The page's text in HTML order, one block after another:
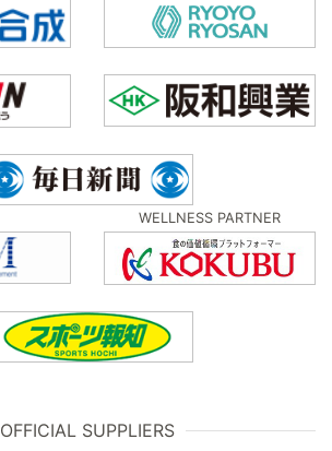
WELLNESS PARTNER
OFFICIAL SUPPLIERS